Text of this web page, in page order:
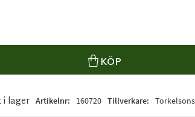
KÖP
i lager Artikelnr 160720 Tillverkare